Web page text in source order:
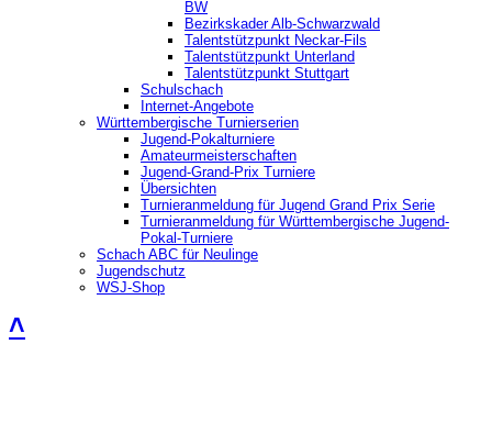
BW
Bezirkskader Alb-Schwarzwald
Talentstützpunkt Neckar-Fils
Talentstützpunkt Unterland
Talentstützpunkt Stuttgart
Schulschach
Internet-Angebote
Württembergische Turnierserien
Jugend-Pokalturniere
Amateurmeisterschaften
Jugend-Grand-Prix Turniere
Übersichten
Turnieranmeldung für Jugend Grand Prix Serie
Turnieranmeldung für Württembergische Jugend-
Pokal-Turniere
Schach ABC für Neulinge
Jugendschutz
WSJ-Shop
˄